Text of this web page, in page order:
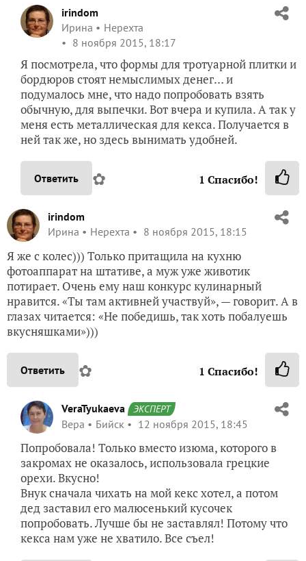
irindom
Ирина
Нерехта
8 ноября 2015, 18:17
Я посмотрела, что формы для тротуарной плитки и
бордюров стоят немыслимых денег… и
подумалось мне, что надо попробовать взять
обычную, для выпечки. Вот вчера и купила. А так у
меня есть металлическая для кекса. Получается в
ней так же, но здесь вынимать удобней.
Ответить ✿ 1 Спасибо!
irindom
Ирина
Нерехта 8 ноября 2015, 18:15
Я же с колес))) Только притащила на кухню
фотоаппарат на штативе, а муж уже животик
потирает. Очень ему наш конкурс кулинарный
нравится. «Ты там активней участвуй», — говорит. А в
глазах читается: «Не победишь, так хоть побалуешь
вкусняшками»)))
Ответить ✿ 1 Спасибо!
VeraTyukaeva ЭКСПЕРТ
Вера Бийск 12 ноября 2015, 18:45
Попробовала! Только вместо изюма, которого в
закромах не оказалось, использовала грецкие
орехи. Вкусно!
Внук сначала чихать на мой кекс хотел, а потом
дед заставил его малюсенький кусочек
попробовать. Лучше бы не заставлял! Потому что
кекса нам уже не хватило. Все съел!